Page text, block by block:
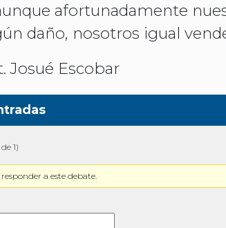
afortunadamente
daño, nosotros igual
Josué Escobar
1)
a este debate.